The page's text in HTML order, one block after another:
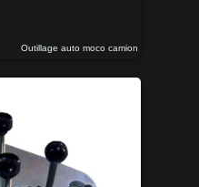
Outillage auto moco camion